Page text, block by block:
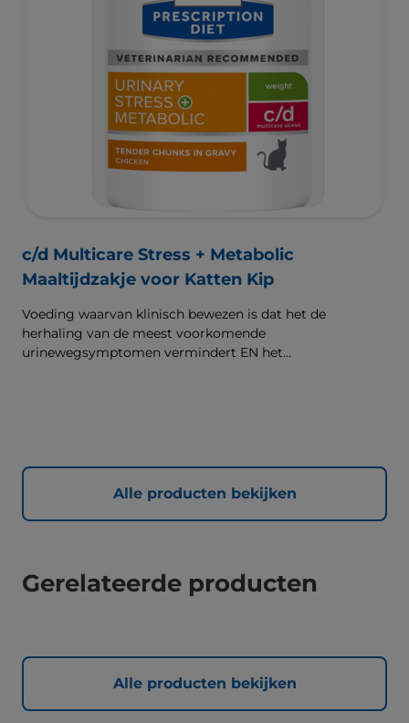
c/d Multicare Stress + Metabolic
Maaltijdzakje voor Katten Kip
Voeding waarvan klinisch bewezen is dat het de
herhaling van de meest voorkomende
urinewegsymptomen vermindert EN het
Alle producten bekijken
Gerelateerde producten
Alle producten bekijken